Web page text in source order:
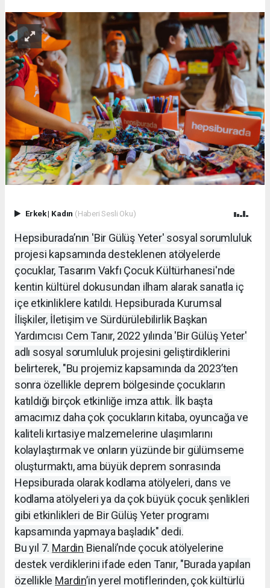
Erkek| Kadın (Haberi Sesli Oku)
Hepsiburada’nın 'Bir Gülüş Yeter' sosyal sorumluluk
projesi kapsamında desteklenen atölyelerde
çocuklar, Tasarım Vakfı Çocuk Kültürhanesi'nde
kentin kültürel dokusundan ilham alarak sanatla iç
içe etkinliklere katıldı. Hepsiburada Kurumsal
İlişkiler, İletişim ve Sürdürülebilirlik Başkan
Yardımcısı Cem Tanır, 2022 yılında 'Bir Gülüş Yeter'
adlı sosyal sorumluluk projesini geliştirdiklerini
belirterek, "Bu projemiz kapsamında da 2023’ten
sonra özellikle deprem bölgesinde çocukların
katıldığı birçok etkinliğe imza attık. İlk başta
amacımız daha çok çocukların kitaba, oyuncağa ve
kaliteli kırtasiye malzemelerine ulaşımlarını
kolaylaştırmak ve onların yüzünde bir gülümseme
oluşturmaktı, ama büyük deprem sonrasında
Hepsiburada olarak kodlama atölyeleri, dans ve
kodlama atölyeleri ya da çok büyük çocuk şenlikleri
gibi etkinlikleri de Bir Gülüş Yeter programı
kapsamında yapmaya başladık" dedi.
Bu yıl 7. Mardin Bienali’nde çocuk atölyelerine
destek verdiklerini ifade eden Tanır, "Burada yapılan
özellikle Mardin’in yerel motiflerinden, çok kültürlü